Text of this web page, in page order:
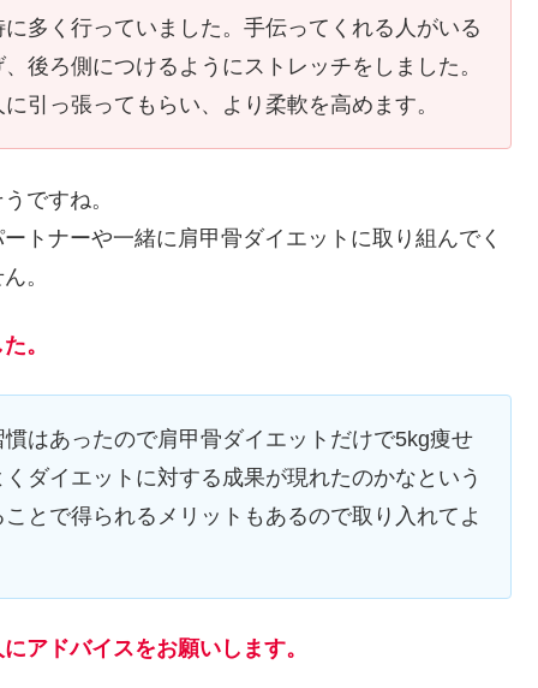
多く行っていました。手伝ってくれる人がいる
後ろ側につけるようにストレッチをしました。
引っ張ってもらい、より柔軟を高めます。
ですね。
トナーや一緒に肩甲骨ダイエットに取り組んでく
。
。
はあったので肩甲骨ダイエットだけで5kg痩せ
ダイエットに対する成果が現れたのかなという
とで得られるメリットもあるので取り入れてよ
アドバイスをお願いします。